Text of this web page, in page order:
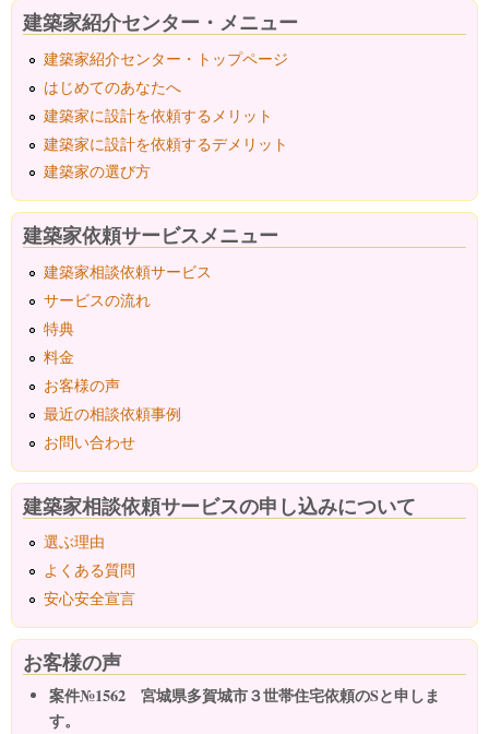
建築家紹介センター・メニュー
建築家紹介センター・トップページ
はじめてのあなたへ
建築家に設計を依頼するメリット
建築家に設計を依頼するデメリット
建築家の選び方
建築家依頼サービスメニュー
建築家相談依頼サービス
サービスの流れ
特典
料金
お客様の声
最近の相談依頼事例
お問い合わせ
建築家相談依頼サービスの申し込みについて
選ぶ理由
よくある質問
安心安全宣言
お客様の声
案件№1562 宮城県多賀城市３世帯住宅依頼のSと申しま
す。